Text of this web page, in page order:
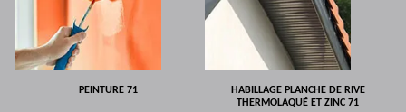
PEINTURE 71
HABILLAGE PLANCHE DE RIVE
THERMOLAQUÉ ET ZINC 71